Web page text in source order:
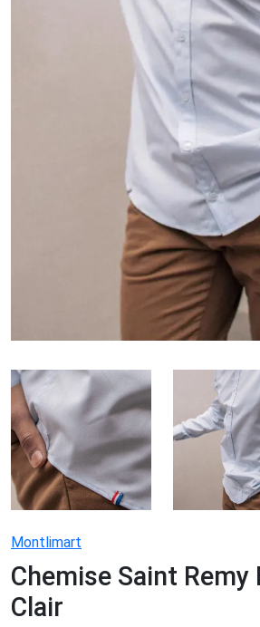
Montlimart
Chemise Saint Remy
Clair